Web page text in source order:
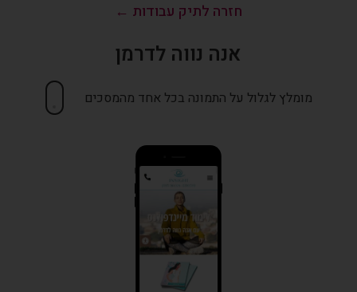
חזרה לתיק עבודות ←
אנה נווה לדרמן
מומלץ לגלול על התמונה בכל אחד מהמסכים